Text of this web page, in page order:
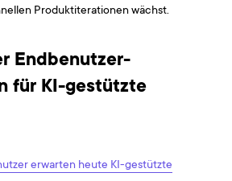
Produktiterationen wächst.
Endbenutzer-
für KI-gestützte
erwarten heute KI-gestützte